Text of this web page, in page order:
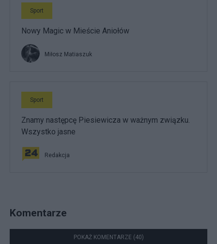
Sport
Nowy Magic w Mieście Aniołów
Miłosz Matiaszuk
Sport
Znamy następcę Piesiewicza w ważnym związku.
Wszystko jasne
Redakcja
Komentarze
POKAŻ KOMENTARZE (40)